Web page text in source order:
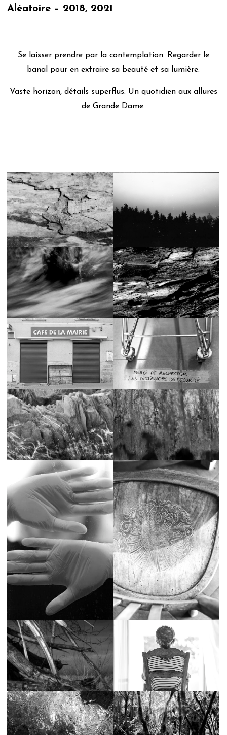
Aléatoire – 2018, 2021
Se laisser prendre par la contemplation. Regarder le
banal pour en extraire sa beauté et sa lumière.
Vaste horizon, détails superflus. Un quotidien aux allures
de Grande Dame.